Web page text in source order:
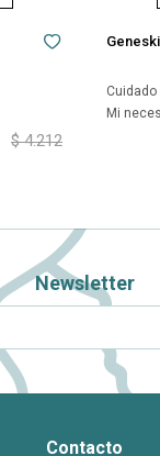
$ 4.212
Cuidado
Mi
Contacto
Newsletter